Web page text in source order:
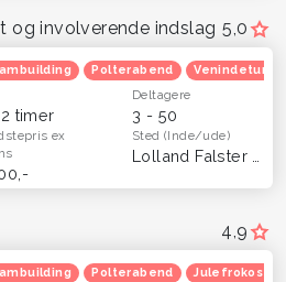
5,0
og involverende indslag
Polterabend Venindetur
timer
Deltagere
3 - 50
ex
Sted(Inde/ude)
4,9
Polterabend Julefrokost